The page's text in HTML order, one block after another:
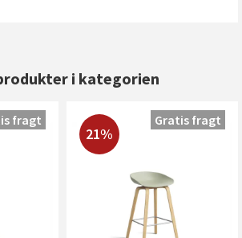
i kategorien
fragt
21%
Gratis fragt